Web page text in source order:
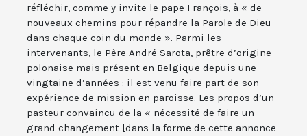
réfléchir, comme y invite le pape François, à « de
nouveaux chemins pour répandre la Parole de Dieu
dans chaque coin du monde ». Parmi les
intervenants, le Père André Sarota, prêtre d’origine
polonaise mais présent en Belgique depuis une
vingtaine d’années : il est venu faire part de son
expérience de mission en paroisse. Les propos d’un
pasteur convaincu de la « nécessité de faire un
grand changement [dans la forme de cette annonce